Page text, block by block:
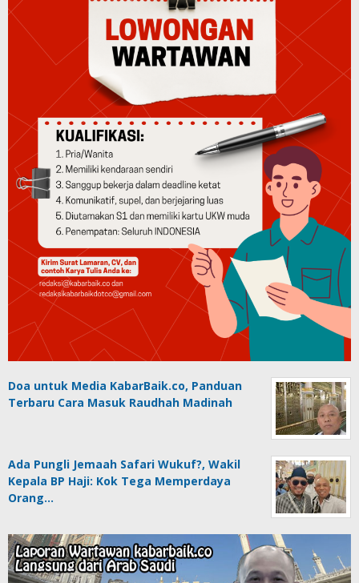
Doa untuk Media KabarBaik.co, Panduan
Terbaru Cara Masuk Raudhah Madinah
Ada Pungli Jemaah Safari Wukuf?, Wakil
Kepala BP Haji: Kok Tega Memperdaya
Orang…